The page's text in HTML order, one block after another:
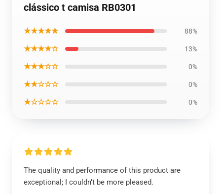
clássico t camisa RB0301
★★★★★ 88%
★★★★☆ 13%
★★★☆☆ 0%
★★☆☆☆ 0%
★☆☆☆☆ 0%
The quality and performance of this product are
exceptional; I couldn’t be more pleased.